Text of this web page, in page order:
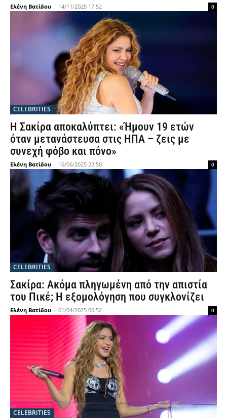
Ελένη Βατίδου - 14/11/2025 17:52 0
CELEBRITIES
Η Σακίρα αποκαλύπτει: «Ήμουν 19 ετών
όταν μετανάστευσα στις ΗΠΑ – ζεις με
συνεχή φόβο και πόνο»
Ελένη Βατίδου - 16/06/2025 22:50 0
CELEBRITIES
Σακίρα: Ακόμα πληγωμένη από την απιστία
του Πικέ; Η εξομολόγηση που συγκλονίζει
Ελένη Βατίδου - 01/04/2025 00:52 0
CELEBRITIES